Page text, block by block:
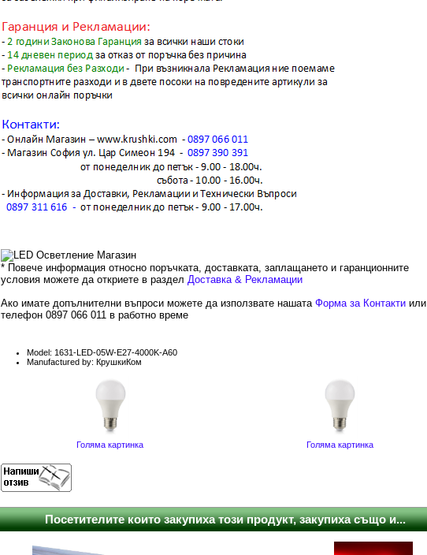
* Повече информация относно поръчката, доставката, заплащането и гаранционните
условия можете да откриете в раздел Доставка & Рекламации
Ако имате допълнителни въпроси можете да използвате нашата Форма за Контактиили
телефон 0897 066 011 в работно време
Model: 1631-LED-05W-E27-4000K-A60
Manufactured by: КрушкиКом
Голяма картинка Голяма картинка
Посетителите които закупиха този продукт, закупиха също и...